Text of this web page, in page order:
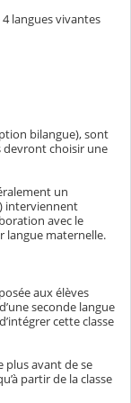
langues vivantes
bilangue), sont
devront choisir une
un
interviennent
avec le
langue maternelle.
aux élèves
seconde langue
cette classe
plus avant de se
partir de la classe